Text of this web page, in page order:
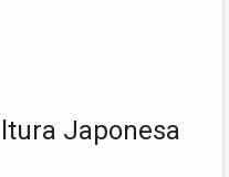
Japonesa